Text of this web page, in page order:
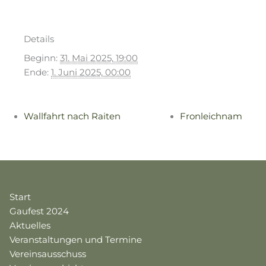
Details
Beginn: 31. Mai 2025, 19:00
Ende: 1. Juni 2025, 00:00
Wallfahrt nach Raiten Fronleichnam
Start
Gaufest 2024
Aktuelles
Veranstaltungen und Termine
Vereinsausschuss